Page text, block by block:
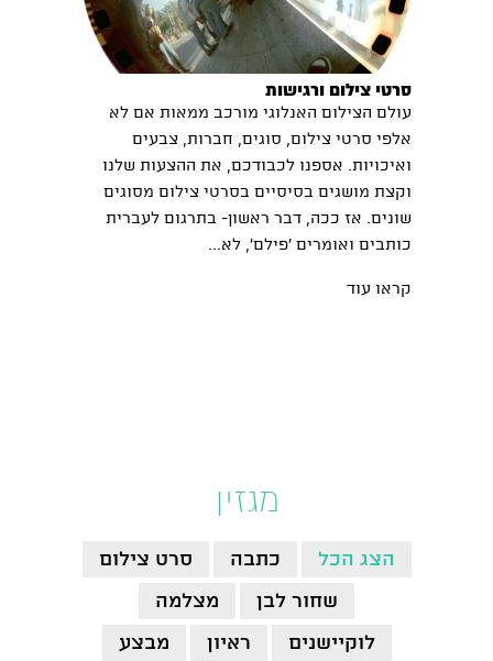
סרטי צילום ורגישות
עולם הצילום האנלוגי מורכב ממאות אם לא
אלפי סרטי צילום, סוגים, חברות, צבעים
ואיכויות. אספנו לכבודכם, את ההצעות שלנו
וקצת מושגים בסיסיים בסרטי צילום מסוגים
שונים. אז ככה, דבר ראשון- בתרגום לעברית
כותבים ואומרים 'פילם', לא...
קראו עוד
מגזין
הצג הכל כתבה
סרט צילום
שחור לבן
מצלמה
לוקיישנים
ראיון
מבצע